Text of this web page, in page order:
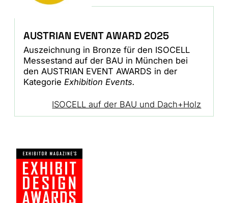
AUSTRIAN EVENT AWARD 2025
Auszeichnung in Bronze für den ISOCELL
Messestand auf der BAU in München bei
den AUSTRIAN EVENT AWARDS in der
Kategorie Exhibition Events.
ISOCELL auf der BAU und Dach+Holz